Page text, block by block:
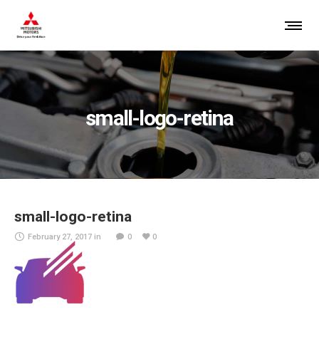
small-logo-retina
small-logo-retina
February 27, 2017 in 0 0